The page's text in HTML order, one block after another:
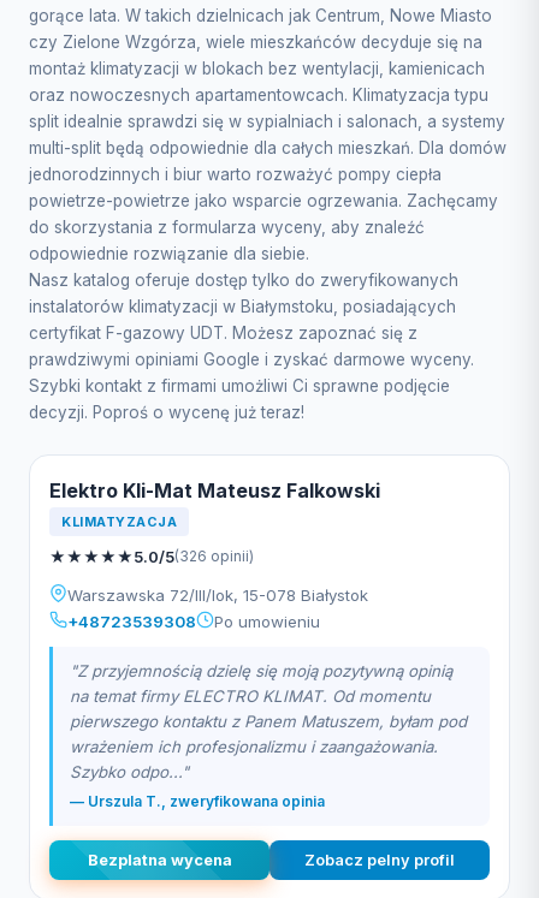
gorące lata. W takich dzielnicach jak Centrum, Nowe Miasto
czy Zielone Wzgórza, wiele mieszkańców decyduje się na
montaż klimatyzacji w blokach bez wentylacji, kamienicach
oraz nowoczesnych apartamentowcach. Klimatyzacja typu
split idealnie sprawdzi się w sypialniach i salonach, a systemy
multi-split będą odpowiednie dla całych mieszkań. Dla domów
jednorodzinnych i biur warto rozważyć pompy ciepła
powietrze-powietrze jako wsparcie ogrzewania. Zachęcamy
do skorzystania z formularza wyceny, aby znaleźć
odpowiednie rozwiązanie dla siebie.
Nasz katalog oferuje dostęp tylko do zweryfikowanych
instalatorów klimatyzacji w Białymstoku, posiadających
certyfikat F-gazowy UDT. Możesz zapoznać się z
prawdziwymi opiniami Google i zyskać darmowe wyceny.
Szybki kontakt z firmami umożliwi Ci sprawne podjęcie
decyzji. Poproś o wycenę już teraz!
Elektro Kli-Mat Mateusz Falkowski
KLIMATYZACJA
★★★★★5.0/5(326 opinii)
Warszawska 72/III/lok, 15-078 Białystok
+48723539308
Po umowieniu
"Z przyjemnością dzielę się moją pozytywną opinią
na temat firmy ELECTRO KLIMAT. Od momentu
pierwszego kontaktu z Panem Matuszem, byłam pod
wrażeniem ich profesjonalizmu i zaangażowania.
Szybko odpo..."
— Urszula T., zweryfikowana opinia
Bezplatna wycena Zobacz pelny profil